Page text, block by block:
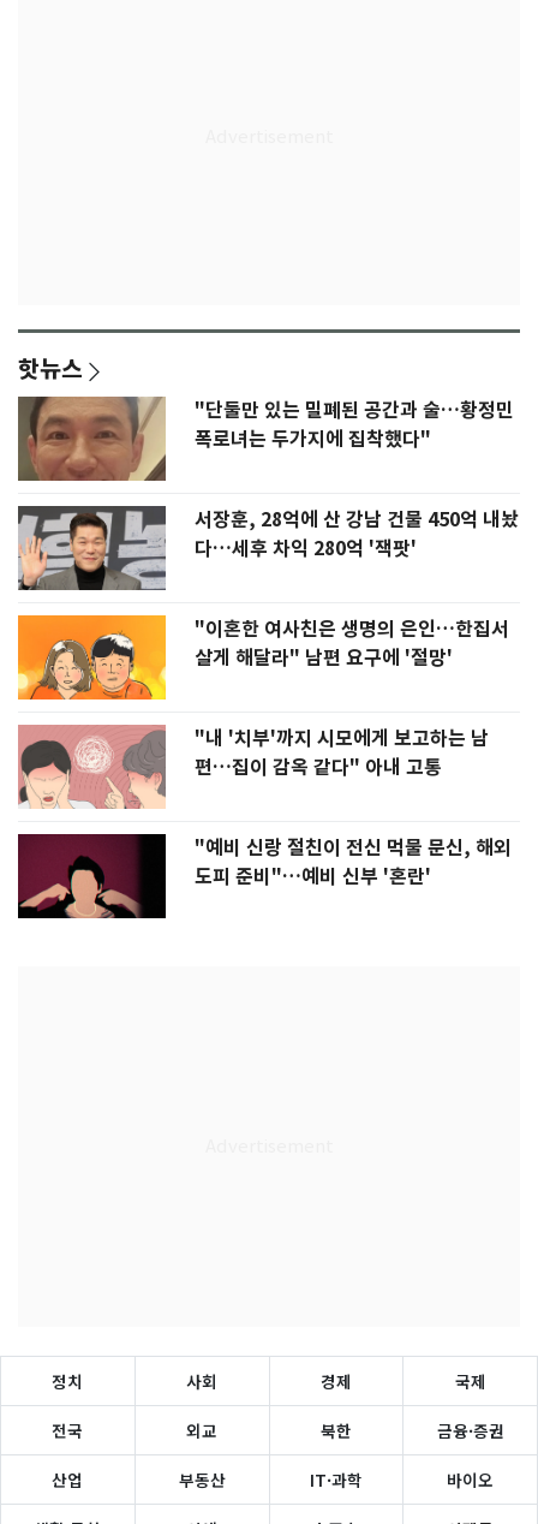
핫뉴스
"단둘만 있는 밀폐된 공간과 술…황정민
폭로녀는 두가지에 집착했다"
서장훈, 28억에 산 강남 건물 450억 내놨
다…세후 차익 280억 '잭팟'
"이혼한 여사친은 생명의 은인…한집서
살게 해달라" 남편 요구에 '절망'
"내 '치부'까지 시모에게 보고하는 남
편…집이 감옥 같다" 아내 고통
"예비 신랑 절친이 전신 먹물 문신, 해외
도피 준비"…예비 신부 '혼란'
정치 사회 경제 국제
전국 외교 북한 금융·증권
산업 부동산 IT·과학 바이오